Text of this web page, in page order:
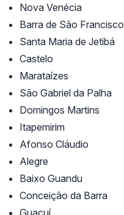
Nova Venécia
Barra de São Francisco
Santa Maria de Jetibá
Castelo
Marataízes
São Gabriel da Palha
Domingos Martins
Itapemirim
Afonso Cláudio
Alegre
Baixo Guandu
Conceição da Barra
Guaçuí